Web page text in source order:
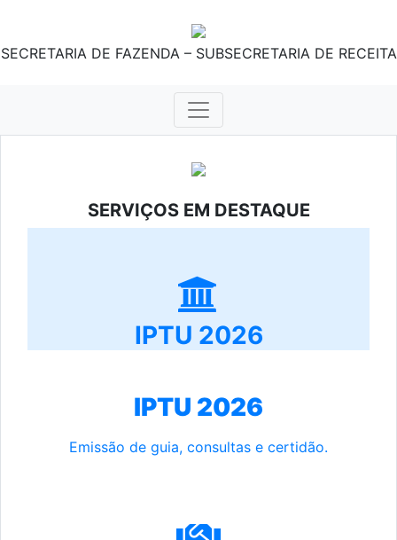
SECRETARIA DE FAZENDA – SUBSECRETARIA DE RECEITA
SERVIÇOS EM DESTAQUE
IPTU 2026
IPTU 2026
Emissão de guia, consultas e certidão.